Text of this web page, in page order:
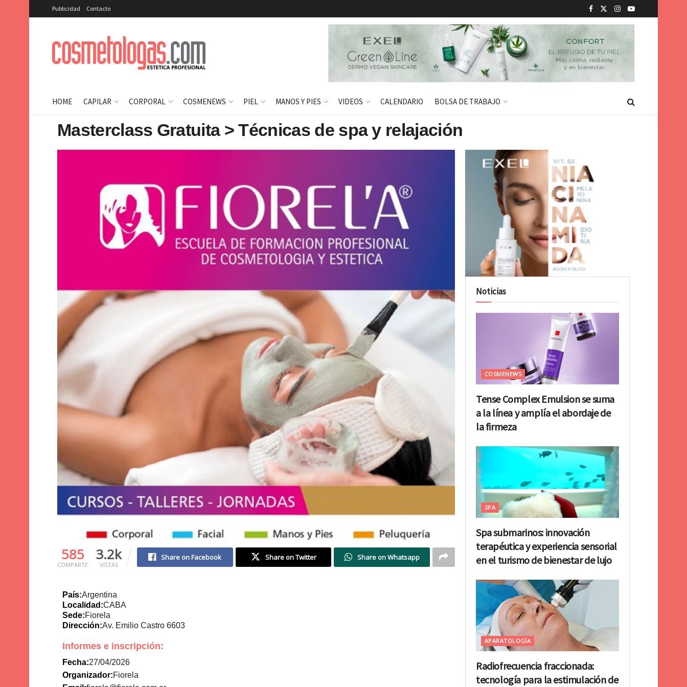
Publicidad Contacto
HOME CAPILAR CORPORAL COSMENEWS PIEL MANOS Y PIES VIDEOS CALENDARIO BOLSA DE TRABAJO
Masterclass Gratuita > Técnicas de spa y relajación
585
COMPARTE
3.2k
VISTAS
Share on Facebook Share on Twitter Share on Whatsapp
País:Argentina
Localidad:CABA
Sede:Fiorela
Dirección:Av. Emilio Castro 6603
Informes e inscripción:
Fecha:27/04/2026
Organizador:Fiorela
Noticias
COSMENEWS
Tense Complex Emulsion se suma
a la línea y amplía el abordaje de
la firmeza
SPA
Spa submarinos: innovación
terapéutica y experiencia sensorial
en el turismo de bienestar de lujo
APARATOLOGÍA
Radiofrecuencia fraccionada:
tecnología para la estimulación de